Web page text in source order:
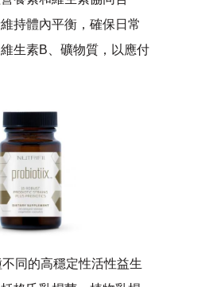
持體內平衡，確保日常
生素B、礦物質，以應付
同的高穩定性活性益生